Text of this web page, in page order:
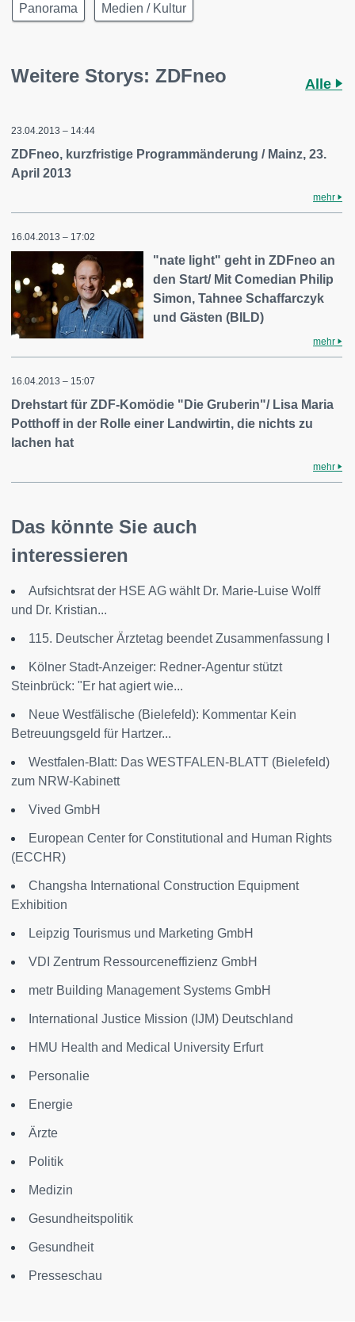
Panorama Medien / Kultur
Weitere Storys: ZDFneo Alle
23.04.2013 – 14:44
ZDFneo, kurzfristige Programmänderung / Mainz, 23.
April 2013
mehr
16.04.2013 – 17:02
"nate light" geht in ZDFneo an
den Start/ Mit Comedian Philip
Simon, Tahnee Schaffarczyk
und Gästen (BILD)
mehr
16.04.2013 – 15:07
Drehstart für ZDF-Komödie "Die Gruberin"/ Lisa Maria
Potthoff in der Rolle einer Landwirtin, die nichts zu
lachen hat
mehr
Das könnte Sie auch
interessieren
Aufsichtsrat der HSE AG wählt Dr. Marie-Luise Wolff
und Dr. Kristian...
115. Deutscher Ärztetag beendet Zusammenfassung I
Kölner Stadt-Anzeiger: Redner-Agentur stützt
Steinbrück: "Er hat agiert wie...
Neue Westfälische (Bielefeld): Kommentar Kein
Betreuungsgeld für Hartzer...
Westfalen-Blatt: Das WESTFALEN-BLATT (Bielefeld)
zum NRW-Kabinett
Vived GmbH
European Center for Constitutional and Human Rights
(ECCHR)
Changsha International Construction Equipment
Exhibition
Leipzig Tourismus und Marketing GmbH
VDI Zentrum Ressourceneffizienz GmbH
metr Building Management Systems GmbH
International Justice Mission (IJM) Deutschland
HMU Health and Medical University Erfurt
Personalie
Energie
Ärzte
Politik
Medizin
Gesundheitspolitik
Gesundheit
Presseschau